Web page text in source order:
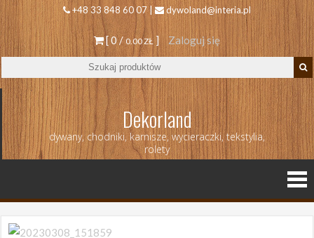
+48 33 848 60 07 | dywoland@interia.pl
[ 0 /0.00 ZŁ ] Zaloguj się
Dekorland
dywany, chodniki, karnisze, wycieraczki, tekstylia,
rolety